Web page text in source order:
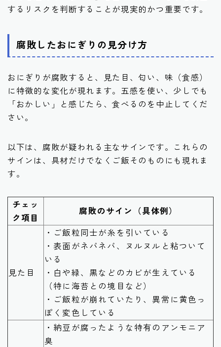
するリスクを判断することが現実的かつ重要です。
腐敗したおにぎりの見分け方
おにぎりが腐敗すると、見た目、匂い、味（食感）
に特徴的な変化が現れます。五感を使い、少しでも
「おかしい」と感じたら、食べるのを中止してくだ
さい。
以下は、腐敗が疑われる主なサインです。これらの
サインは、具材だけでなくご飯そのものにも現れま
す。
チェッ
ク項目
腐敗のサイン（具体例）
見た目
・ご飯粒同士が糸を引いている
・表面がネバネバ、ヌルヌルと粘ついて
いる
・白や緑、黒などのカビが生えている
（特に海苔との境目など）
・ご飯粒が崩れていたり、異常に黄色っ
ぽく変色している
・納豆が腐ったような特有のアンモニア
臭